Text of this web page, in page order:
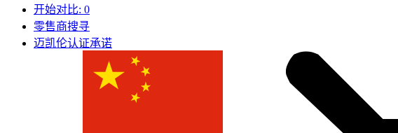
开始对比: 0
零售商搜寻
迈凯伦认证承诺